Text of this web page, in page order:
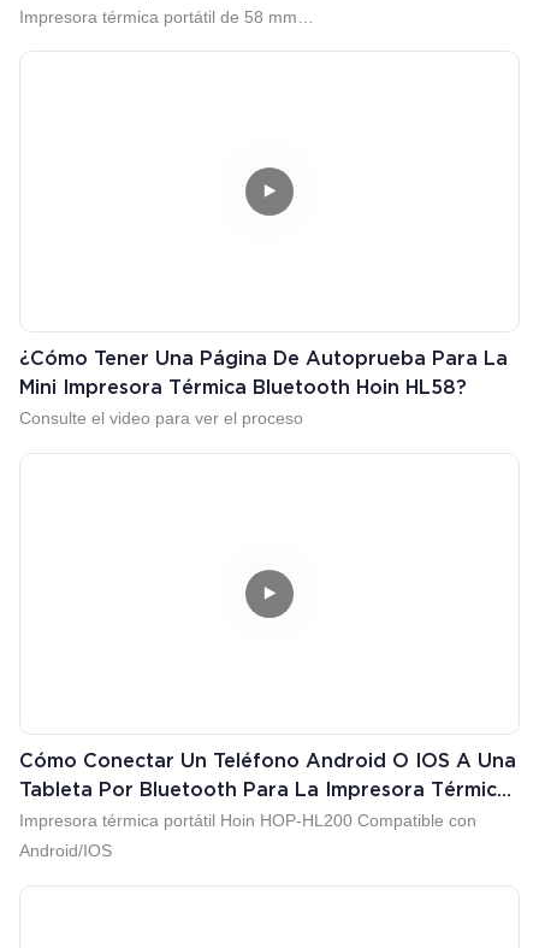
HOIN
Impresora térmica portátil de 58 mm
●Batería 18650 de 2600 mAh, cargador: 5 V/1 A
●Admite rollos de gran diámetro de 50 mm
●Compatible con fuente grande GB18030
WhatsApp:+86-13035849031
¿Cómo Tener Una Página De Autoprueba Para La
Mini Impresora Térmica Bluetooth Hoin HL58?
Consulte el video para ver el proceso
Cómo Conectar Un Teléfono Android O IOS A Una
Tableta Por Bluetooth Para La Impresora Térmica
Hoin
Impresora térmica portátil Hoin HOP-HL200 Compatible con
Android/IOS